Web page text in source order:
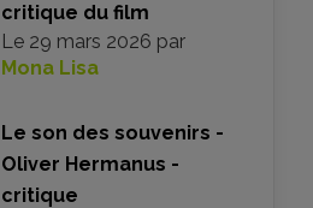
critique du film
Le 29 mars 2026 par
Mona Lisa
Le son des souvenirs -
Oliver Hermanus -
critique